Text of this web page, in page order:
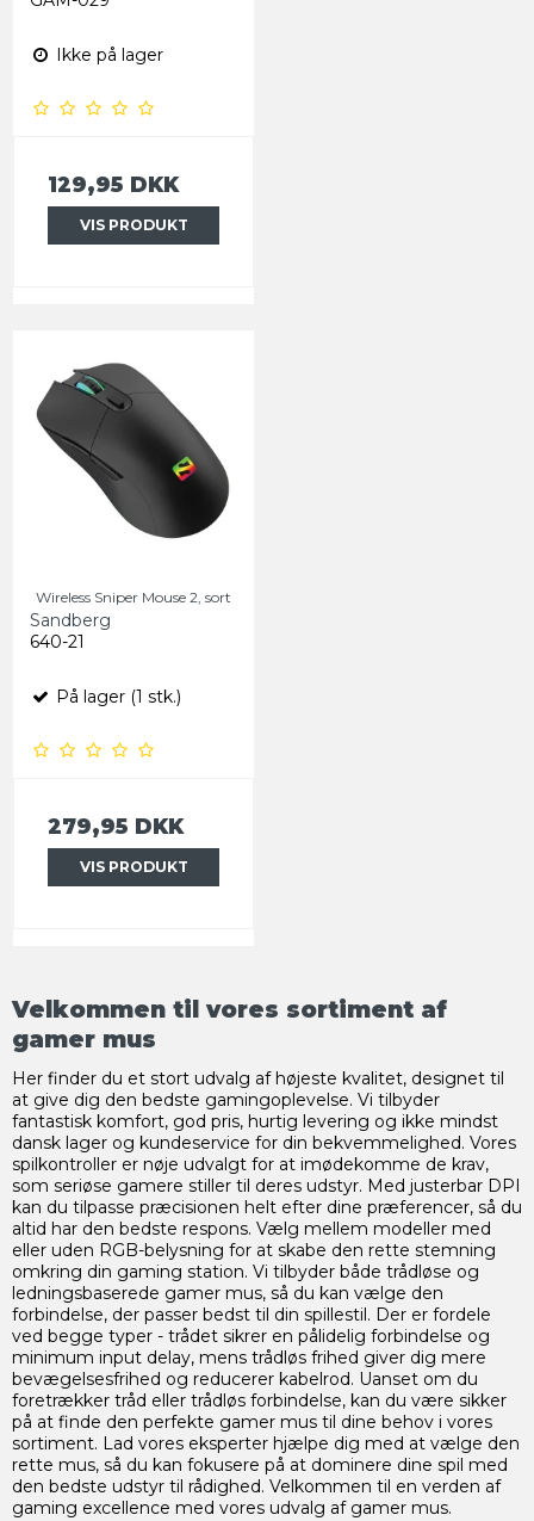
Ikke på lager
129,95 DKK
VIS PRODUKT
Wireless Sniper Mouse 2, sort
Sandberg
640-21
På lager (1 stk.)
279,95 DKK
VIS PRODUKT
Velkommen til vores sortiment af
gamer mus
Her finder du et stort udvalg af højeste kvalitet, designet til
at give dig den bedste gamingoplevelse. Vi tilbyder
fantastisk komfort, god pris, hurtig levering og ikke mindst
dansk lager og kundeservice for din bekvemmelighed. Vores
spilkontroller er nøje udvalgt for at imødekomme de krav,
som seriøse gamere stiller til deres udstyr. Med justerbar DPI
kan du tilpasse præcisionen helt efter dine præferencer, så du
altid har den bedste respons. Vælg mellem modeller med
eller uden RGB-belysning for at skabe den rette stemning
omkring din gaming station. Vi tilbyder både trådløse og
ledningsbaserede gamer mus, så du kan vælge den
forbindelse, der passer bedst til din spillestil. Der er fordele
ved begge typer - trådet sikrer en pålidelig forbindelse og
minimum input delay, mens trådløs frihed giver dig mere
bevægelsesfrihed og reducerer kabelrod. Uanset om du
foretrækker tråd eller trådløs forbindelse, kan du være sikker
på at finde den perfekte gamer mus til dine behov i vores
sortiment. Lad vores eksperter hjælpe dig med at vælge den
rette mus, så du kan fokusere på at dominere dine spil med
den bedste udstyr til rådighed. Velkommen til en verden af
gaming excellence med vores udvalg af gamer mus.